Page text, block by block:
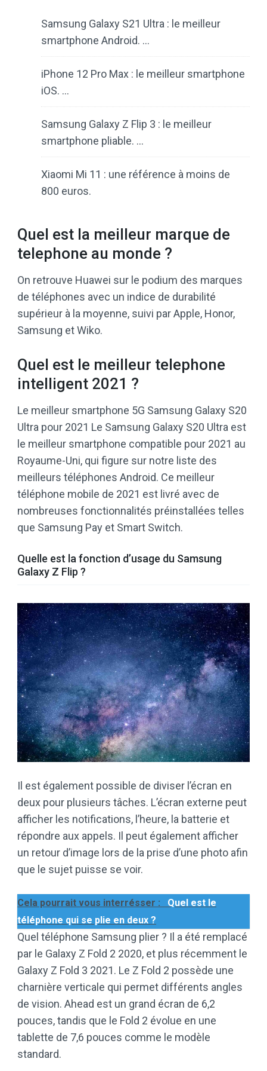
Samsung Galaxy S21 Ultra : le meilleur
smartphone Android. …
iPhone 12 Pro Max : le meilleur smartphone
iOS. …
Samsung Galaxy Z Flip 3 : le meilleur
smartphone pliable. …
Xiaomi Mi 11 : une référence à moins de
800 euros.
Quel est la meilleur marque de
telephone au monde ?
On retrouve Huawei sur le podium des marques
de téléphones avec un indice de durabilité
supérieur à la moyenne, suivi par Apple, Honor,
Samsung et Wiko.
Quel est le meilleur telephone
intelligent 2021 ?
Le meilleur smartphone 5G Samsung Galaxy S20
Ultra pour 2021 Le Samsung Galaxy S20 Ultra est
le meilleur smartphone compatible pour 2021 au
Royaume-Uni, qui figure sur notre liste des
meilleurs téléphones Android. Ce meilleur
téléphone mobile de 2021 est livré avec de
nombreuses fonctionnalités préinstallées telles
que Samsung Pay et Smart Switch.
Quelle est la fonction d’usage du Samsung
Galaxy Z Flip ?
Il est également possible de diviser l’écran en
deux pour plusieurs tâches. L’écran externe peut
afficher les notifications, l’heure, la batterie et
répondre aux appels. Il peut également afficher
un retour d’image lors de la prise d’une photo afin
que le sujet puisse se voir.
Cela pourrait vous interrésser :
Quel est le
téléphone qui se plie en deux ?
Quel téléphone Samsung plier ? Il a été remplacé
par le Galaxy Z Fold 2 2020, et plus récemment le
Galaxy Z Fold 3 2021. Le Z Fold 2 possède une
charnière verticale qui permet différents angles
de vision. Ahead est un grand écran de 6,2
pouces, tandis que le Fold 2 évolue en une
tablette de 7,6 pouces comme le modèle
standard.